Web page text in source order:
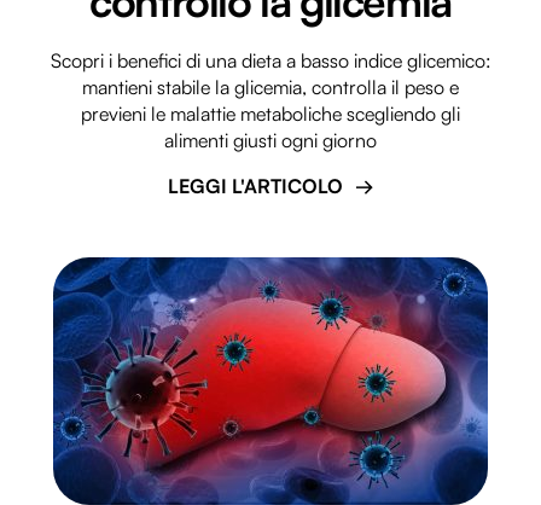
Scopri i benefici di una dieta a basso indice glicemico:
mantieni stabile la glicemia, controlla il peso e
previeni le malattie metaboliche scegliendo gli
alimenti giusti ogni giorno
LEGGI L'ARTICOLO